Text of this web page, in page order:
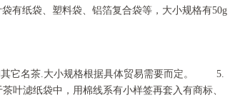
纸袋、塑料袋、铝箔复合袋等，大小规格有50g
它名茶.大小规格根据具体贸易需要而定。 5.
叶滤纸袋中，用棉线系有小样签再套入有商标、